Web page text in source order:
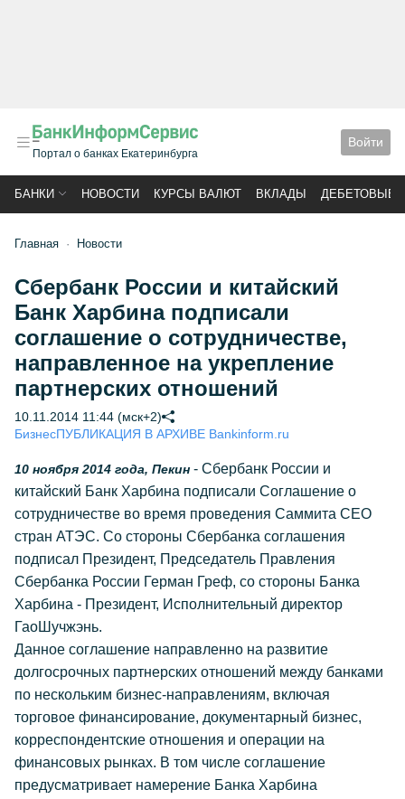
Портал о банках Екатеринбурга
Войти
БАНКИ НОВОСТИ КУРСЫ ВАЛЮТ ВКЛАДЫ ДЕБЕТОВЫЕ
Главная Новости
Сбербанк России и китайский
Банк Харбина подписали
соглашение о сотрудничестве,
направленное на укрепление
партнерских отношений
10.11.2014 11:44 (мск+2)
БизнесПУБЛИКАЦИЯ В АРХИВЕ Bankinform.ru
10 ноября 2014 года, Пекин - Сбербанк России и
китайский Банк Харбина подписали Соглашение о
сотрудничестве во время проведения Саммита СЕО
стран АТЭС. Со стороны Сбербанка соглашения
подписал Президент, Председатель Правления
Сбербанка России Герман Греф, со стороны Банка
Харбина - Президент, Исполнительный директор
ГаоШучжэнь.
Данное соглашение направленно на развитие
долгосрочных партнерских отношений между банками
по нескольким бизнес-направлениям, включая
торговое финансирование, документарный бизнес,
корреспондентские отношения и операции на
финансовых рынках. В том числе соглашение
предусматривает намерение Банка Харбина